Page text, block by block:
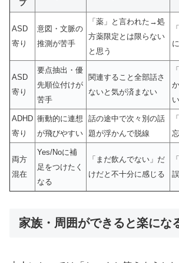
プ
ASD
寄り
意図・文脈の
推測が苦手
「薬」と言われた→処
方薬限定とは限らない
と思う
ASD
寄り
要点抽出・優
先順位付けが
苦手
関連すること全部話さ
ないと気が済まない
ADHD
寄り
衝動的に連想
が飛びやすい
話の途中で次々別の話
題が浮かんで脱線
両方
混在
Yes/Noに補
足をつけたく
なる
「まだ飲んでない」だ
けだと不十分に感じる
家族・周囲ができると楽にな